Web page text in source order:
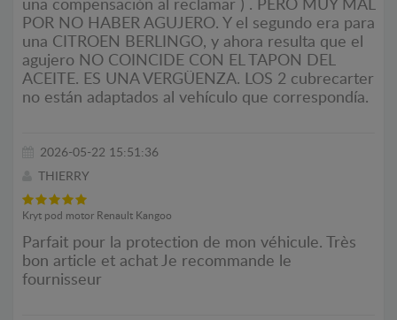
una compensación al reclamar ) . PERO MUY MAL
POR NO HABER AGUJERO. Y el segundo era para
una CITROEN BERLINGO, y ahora resulta que el
agujero NO COINCIDE CON EL TAPON DEL
ACEITE. ES UNA VERGÜENZA. LOS 2 cubrecarter
no están adaptados al vehículo que correspondía.
2026-05-22 15:51:36
THIERRY
Kryt pod motor Renault Kangoo
Parfait pour la protection de mon véhicule. Très
bon article et achat Je recommande le
fournisseur